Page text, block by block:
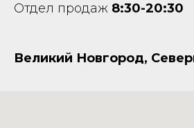
Отдел продаж 8:30-20:30
Великий Новгород,